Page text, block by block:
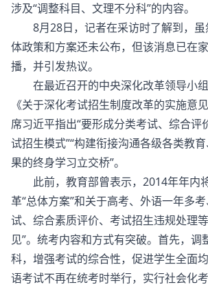
涉及“调整科目、文理不分科”的内容。
8月28日，记者在采访时了解到，虽
体政策和方案还未公布，但该消息已在
播，并引发热议。
在最近召开的中央深化改革领导小组
《关于深化考试招生制度改革的实施意
席习近平指出“要形成分类考试、综合评
试招生模式”“构建衔接沟通各级各类教
果的终身学习立交桥”。
此前，教育部曾表示，2014年年内
革“总体方案”和关于高考、外语一年多
试、综合素质评价、考试招生违规处理
见”。统考内容和方式有突破。首先，调
科，增强考试的综合性，促进学生全面
语考试不再在统考时举行，实行社会化